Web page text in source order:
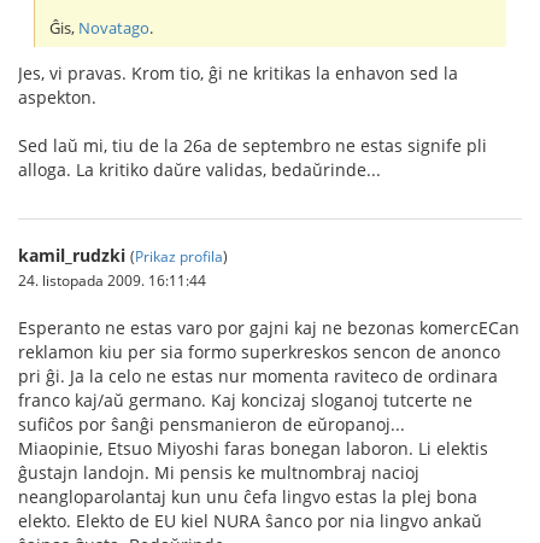
Ĝis, Novatago.
Jes, vi pravas. Krom tio, ĝi ne kritikas la enhavon sed la
aspekton.
Sed laŭ mi, tiu de la 26a de septembro ne estas signife pli
alloga. La kritiko daŭre validas, bedaŭrinde...
kamil_rudzki (Prikaz profila)
24. listopada 2009. 16:11:44
Esperanto ne estas varo por gajni kaj ne bezonas komercECan
reklamon kiu per sia formo superkreskos sencon de anonco
pri ĝi. Ja la celo ne estas nur momenta raviteco de ordinara
franco kaj/aŭ germano. Kaj koncizaj sloganoj tutcerte ne
sufiĉos por ŝanĝi pensmanieron de eŭropanoj...
Miaopinie, Etsuo Miyoshi faras bonegan laboron. Li elektis
ĝustajn landojn. Mi pensis ke multnombraj nacioj
neangloparolantaj kun unu ĉefa lingvo estas la plej bona
elekto. Elekto de EU kiel NURA ŝanco por nia lingvo ankaŭ